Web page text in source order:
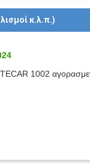
κ.λ.π.)
1002